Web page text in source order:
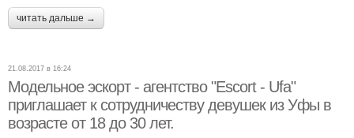
читать дальше →
21.08.2017 в 16:24
Модельное эскорт - агентство "Escort - Ufa"
приглашает к сотрудничеству девушек из Уфы в
возрасте от 18 до 30 лет.